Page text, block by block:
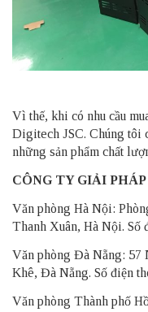
Vì thế, khi có nhu cầu
Digitech JSC. Chúng tôi
những sản phẩm chất
CÔNG TY GIẢI PHÁP
Văn phòng Hà Nội:
Thanh Xuân, Hà Nội. Số
Văn phòng Đà Nẵng: 57
Khê, Đà Nẵng. Số điện
Văn phòng Thành phố